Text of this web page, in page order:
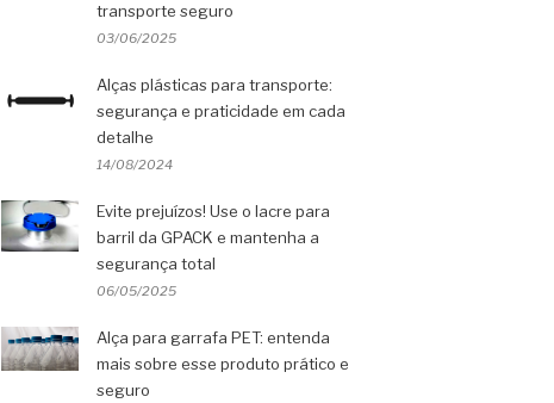
transporte seguro
03/06/2025
Alças plásticas para transporte:
segurança e praticidade em cada
detalhe
14/08/2024
Evite prejuízos! Use o lacre para
barril da GPACK e mantenha a
segurança total
06/05/2025
Alça para garrafa PET: entenda
mais sobre esse produto prático e
seguro